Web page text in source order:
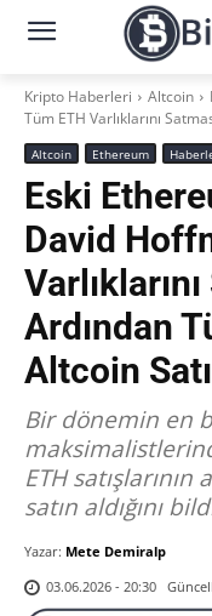
Kripto Haberleri Altcoin
Tüm ETH Varlıklarını
Altcoin Ethereum
Eski
David
Ardından
Altcoin
Bir dönemin en
ETH
satın aldığını
Yazar: Mete Demiralp
03.06.2026 - 20:30